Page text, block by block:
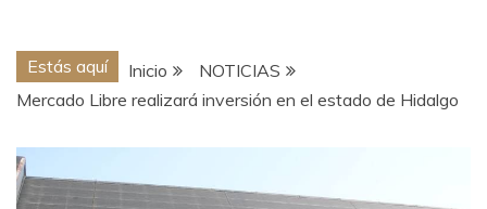
Estás aquí Inicio
NOTICIAS
Mercado Libre realizará inversión en el estado de Hidalgo